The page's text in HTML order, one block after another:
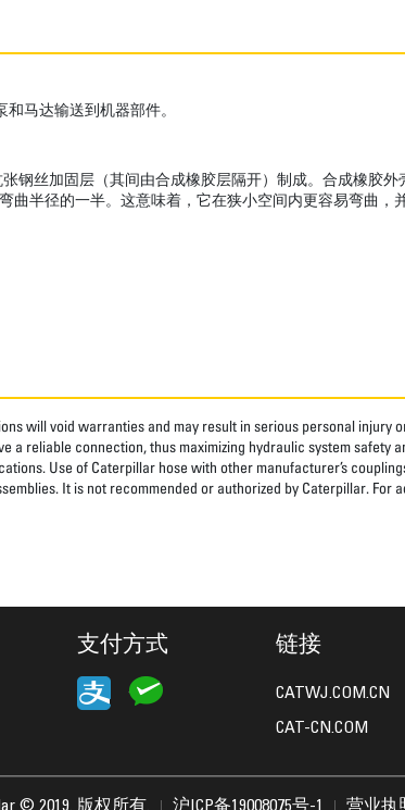
马达输送到机器部件。
丝加固层（其间由合成橡胶层隔开）制成。合成橡胶外
弯曲半径的一半。这意味着，它在狭小空间内更容易弯曲
will void warranties and may result in serious personal injury
a reliable connection, thus maximizing hydraulic system
Use of Caterpillar hose with other manufacturer’s
It is not recommended or authorized by Caterpillar. For
支付方式 链接
CATWJ.COM.CN
CAT-CN.COM
© 2019. 版权所有. 沪ICP备19008075号-1 营业执